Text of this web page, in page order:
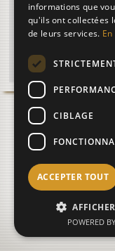
Atelier de
informations que
qu'ils ont collectées
de leurs services.
CIBLAGE
ACCEPTER TOUT
POWERED